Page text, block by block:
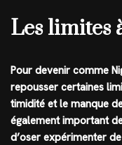
Les limites
Pour devenir comme
repousser certaines
timidité et le manque
également important
d’oser expérimenter